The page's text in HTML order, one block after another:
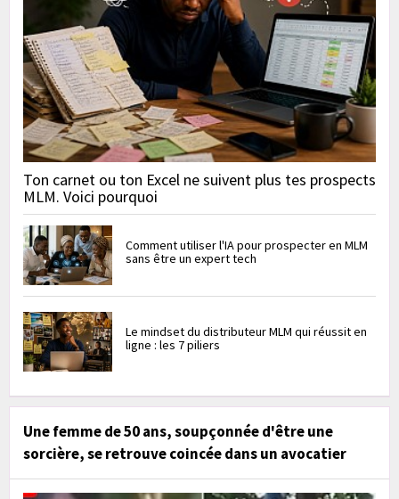
Ton carnet ou ton Excel ne suivent plus tes prospects
MLM. Voici pourquoi
Comment utiliser l'IA pour prospecter en MLM
sans être un expert tech
Le mindset du distributeur MLM qui réussit en
ligne : les 7 piliers
Une femme de 50 ans, soupçonnée d'être une
sorcière, se retrouve coincée dans un avocatier